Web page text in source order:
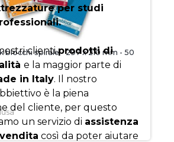
blocchi spirale - 297 x 210 mm - 50
per studi
clientiprodotti di
e la maggior parte di
in Italy. Il nostro
è la piena
del cliente, per questo
un servizio di assistenza
così da poter aiutare